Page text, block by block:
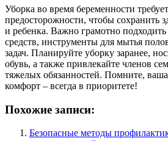
Уборка во время беременности
предосторожности, чтобы сохранить
и ребенка. Важно грамотно
средств, инструменты для мытья
задач. Планируйте уборку заранее,
обувь, а также привлекайте членов
тяжелых обязанностей. Помните, ваша
комфорт – всегда в приоритете!
Похожие записи:
Безопасные методы